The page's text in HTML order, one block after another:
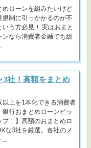
めローンを組みたいけど
規制に引っかかるのが不
いう方必見！ 実はおまと
ンなら消費者金融でも総
社！高額をまとめ
以上を1本化できる消費者
銀行おまとめローンピッ
プ！】高額のおまとめロ
な3社を厳選。各社のメ
…